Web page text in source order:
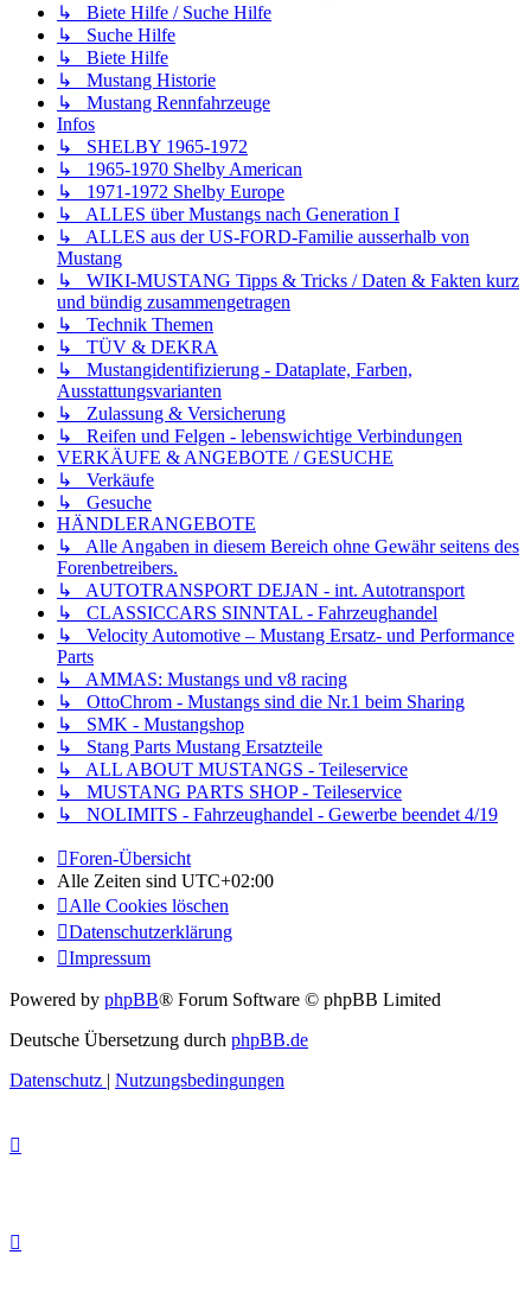
↳ Biete Hilfe / Suche Hilfe
↳ Suche Hilfe
↳ Biete Hilfe
↳ Mustang Historie
↳ Mustang Rennfahrzeuge
Infos
↳ SHELBY 1965-1972
↳ 1965-1970 Shelby American
↳ 1971-1972 Shelby Europe
↳ ALLES über Mustangs nach Generation I
↳ ALLES aus der US-FORD-Familie ausserhalb von
Mustang
↳ WIKI-MUSTANG Tipps & Tricks / Daten & Fakten kurz
und bündig zusammengetragen
↳ Technik Themen
↳ TÜV & DEKRA
↳ Mustangidentifizierung - Dataplate, Farben,
Ausstattungsvarianten
↳ Zulassung & Versicherung
↳ Reifen und Felgen - lebenswichtige Verbindungen
VERKÄUFE & ANGEBOTE / GESUCHE
↳ Verkäufe
↳ Gesuche
HÄNDLERANGEBOTE
↳ Alle Angaben in diesem Bereich ohne Gewähr seitens des
Forenbetreibers.
↳ AUTOTRANSPORT DEJAN - int. Autotransport
↳ CLASSICCARS SINNTAL - Fahrzeughandel
↳ Velocity Automotive – Mustang Ersatz- und Performance
Parts
↳ AMMAS: Mustangs und v8 racing
↳ OttoChrom - Mustangs sind die Nr.1 beim Sharing
↳ SMK - Mustangshop
↳ Stang Parts Mustang Ersatzteile
↳ ALL ABOUT MUSTANGS - Teileservice
↳ MUSTANG PARTS SHOP - Teileservice
↳ NOLIMITS - Fahrzeughandel - Gewerbe beendet 4/19
Foren-Übersicht
Alle Zeiten sind UTC+02:00
Alle Cookies löschen
Datenschutzerklärung
Impressum
Powered by phpBB® Forum Software © phpBB Limited
Deutsche Übersetzung durch phpBB.de
Datenschutz | Nutzungsbedingungen